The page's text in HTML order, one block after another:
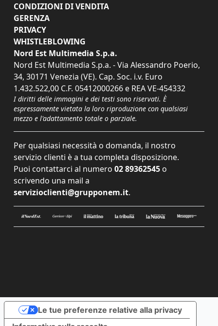
CONDIZIONI DI VENDITA
GERENZA
PRIVACY
WHISTLEBLOWING
Nord Est Multimedia S.p.a.
Nord Est Multimedia S.p.a. - Via Alessandro Poerio,
34, 30171 Venezia (VE). Cap. Soc. i.v. Euro
1.432.522,00 C.F. 05412000266 e REA VE-454332
I diritti delle immagini e dei testi sono riservati. È
espressamente vietata la loro riproduzione con qualsiasi
mezzo e l'adattamento totale o parziale.
Per qualsiasi necessità o domanda, il nostro
servizio clienti è a tua completa disposizione.
Puoi contattarci al numero 02 89362545 o
scrivendo una mail a
servizioclienti@grupponem.it.
Le tue preferenze relative alla privacy